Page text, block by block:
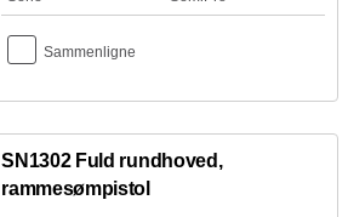
Sammenligne
SN1302 Fuld rundhoved,
rammesømpistol